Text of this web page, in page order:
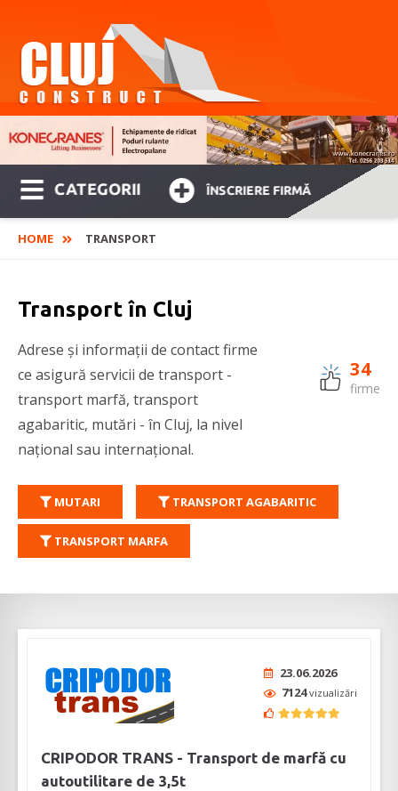
CATEGORII ÎNSCRIERE FIRMĂ
HOME TRANSPORT
Transport în Cluj
Adrese și informații de contact firme
ce asigură servicii de transport -
transport marfă, transport
agabaritic, mutări - în Cluj, la nivel
național sau internațional.
34
firme
MUTARI TRANSPORT AGABARITIC
TRANSPORT MARFA
23.06.2026
7124vizualizări
CRIPODOR TRANS - Transport de marfă cu
autoutilitare de 3,5t